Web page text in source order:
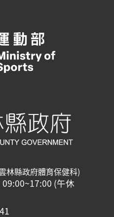
林縣政府體育保健科)
(午休